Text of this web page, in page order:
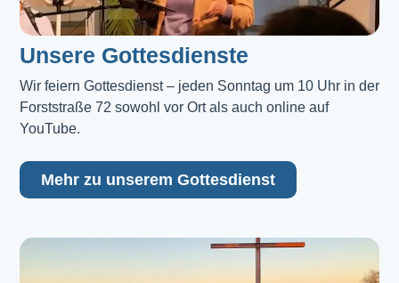
Unsere Gottesdienste
Wir feiern Gottesdienst – jeden Sonntag um 10 Uhr in der
Forststraße 72 sowohl vor Ort als auch online auf
YouTube.
Mehr zu unserem Gottesdienst